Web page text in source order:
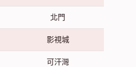
北門
影視城
可汗灣